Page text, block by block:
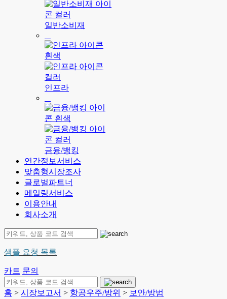
일반소비재
인프라
금융/뱅킹
연간정보서비스
맞춤형시장조사
글로벌파트너
메일링서비스
이용안내
회사소개
샘플 요청 목록
카트 문의
홈 > 시장보고서 > 항공우주/방위 > 보안/방범